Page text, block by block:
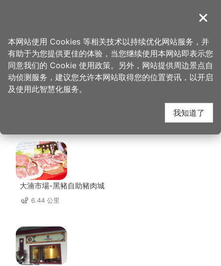
導覽
首页 > 想去的地方 > 美食、购物 > Vittaria Café 书带蕨
Vittaria Café 书带蕨
周边店家
大湳市場-黑豬自助豬肉城
6.44 公里
关闭
本网站使用 Cookies 等相关技术以持续优化网站服务，并
有助于为您提供更佳的体验，当您继续使用本网站即表示您
同意我们的 Cookie 使用政策。另外，网站提供周边景点自
动侦测服务，建议您允许本网站取得您的位置资讯，以开启
及使用此智慧化服务。
我知道了